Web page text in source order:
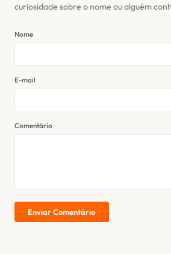
curiosidade sobre o nome ou alguém
Nome
E-mail
Comentário
Enviar Comentário